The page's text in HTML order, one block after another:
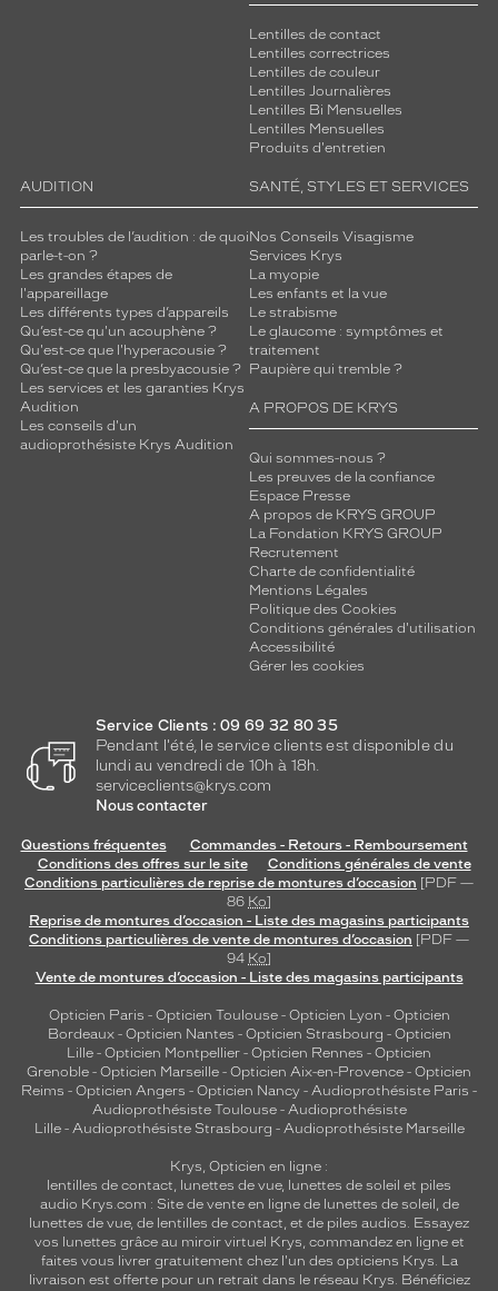
Lentilles de contact
Lentilles correctrices
Lentilles de couleur
Lentilles Journalières
Lentilles Bi Mensuelles
Lentilles Mensuelles
Produits d'entretien
AUDITION
Les troubles de l’audition : de quoi
parle-t-on ?
Les grandes étapes de
l'appareillage
Les différents types d’appareils
Qu’est-ce qu'un acouphène ?
Qu'est-ce que l'hyperacousie ?
Qu’est-ce que la presbyacousie ?
Les services et les garanties Krys
Audition
Les conseils d'un
audioprothésiste Krys Audition
SANTÉ, STYLES ET SERVICES
Nos Conseils Visagisme
Services Krys
La myopie
Les enfants et la vue
Le strabisme
Le glaucome : symptômes et
traitement
Paupière qui tremble ?
A PROPOS DE KRYS
Qui sommes-nous ?
Les preuves de la confiance
Espace Presse
A propos de KRYS GROUP
La Fondation KRYS GROUP
Recrutement
Charte de confidentialité
Mentions Légales
Politique des Cookies
Conditions générales d'utilisation
Accessibilité
Gérer les cookies
Service Clients : 09 69 32 80 35
Pendant l'été, le service clients est disponible du
lundi au vendredi de 10h à 18h.
serviceclients@krys.com
Nous contacter
Questions fréquentes
Commandes - Retours - Remboursement
Conditions des offres sur le site
Conditions générales de vente
Conditions particulières de reprise de montures d’occasion [PDF —
86 Ko]
Reprise de montures d’occasion - Liste des magasins participants
Conditions particulières de vente de montures d’occasion [PDF —
94 Ko]
Vente de montures d’occasion - Liste des magasins participants
Opticien Paris - Opticien Toulouse- Opticien Lyon - Opticien
Bordeaux- Opticien Nantes - Opticien Strasbourg - Opticien
Lille - Opticien Montpellier - Opticien Rennes - Opticien
Grenoble - Opticien Marseille - Opticien Aix-en-Provence - Opticien
Reims - Opticien Angers - Opticien Nancy - Audioprothésiste Paris -
Audioprothésiste Toulouse- Audioprothésiste
Lille- Audioprothésiste Strasbourg - Audioprothésiste Marseille
Krys, Opticien en ligne :
lentilles de contact, lunettes de vue, lunettes de soleil et piles
audio Krys.com : Site de vente en ligne de lunettes de soleil, de
lunettes de vue, de lentilles de contact, et de piles audios. Essayez
vos lunettes grâce au miroir virtuel Krys, commandez en ligne et
faites vous livrer gratuitement chez l'un des opticiens Krys. La
livraison est offerte pour un retrait dans le réseau Krys. Bénéficiez